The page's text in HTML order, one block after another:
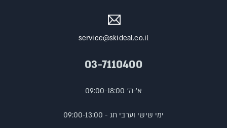
service@skideal.co.il
03-7110400
א'-ה' 09:00-18:00
ימי שישי וערבי חג - 09:00-13:00